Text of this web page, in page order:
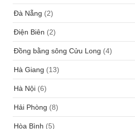
Đà Nẵng (2)
Điện Biên (2)
Đồng bằng sông Cửu Long (4)
Hà Giang (13)
Hà Nội (6)
Hải Phòng (8)
Hòa Bình (5)